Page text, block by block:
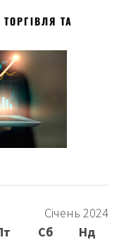
ТА
Січень 2024
Сб Нд